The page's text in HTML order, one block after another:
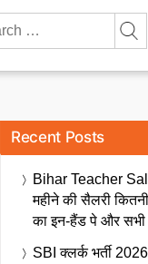
Recent Posts
Bihar Teacher
महीने की सैलरी
का इन-हैंड पे और सभी
SBI क्लर्क भर्ती